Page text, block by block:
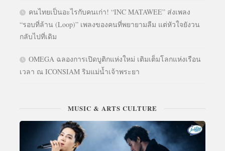
คนไทยเป็นอะไรกับคนเก่า! “INC MATAWEE” ส่งเพลง
“รอบที่ล้าน (Loop)” เพลงของคนที่พยายามลืม แต่หัวใจยังวน
กลับไปที่เดิม
OMEGA ฉลองการเปิดบูติกแห่งใหม่ เติมเต็มโลกแห่งเรือน
เวลา ณ ICONSIAM ริมแม่น้ำเจ้าพระยา
MUSIC & ARTS CULTURE